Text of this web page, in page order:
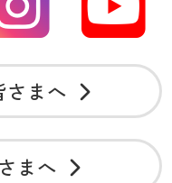
さまへ
まへ